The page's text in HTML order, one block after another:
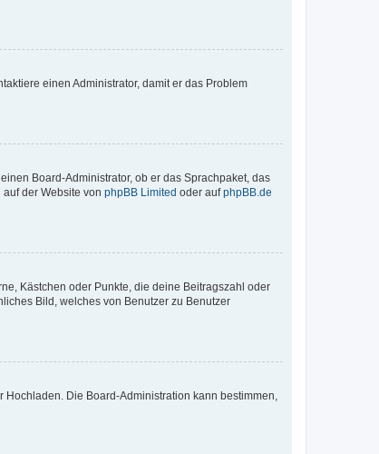
einen Administrator, damit er das Problem
Board-Administrator, ob er das Sprachpaket, das
der Website von phpBB Limited oder aufphpBB.de
Kästchen oder Punkte, die deine Beitragszahl oder
Bild, welches von Benutzer zu Benutzer
Die Board-Administration kann bestimmen,